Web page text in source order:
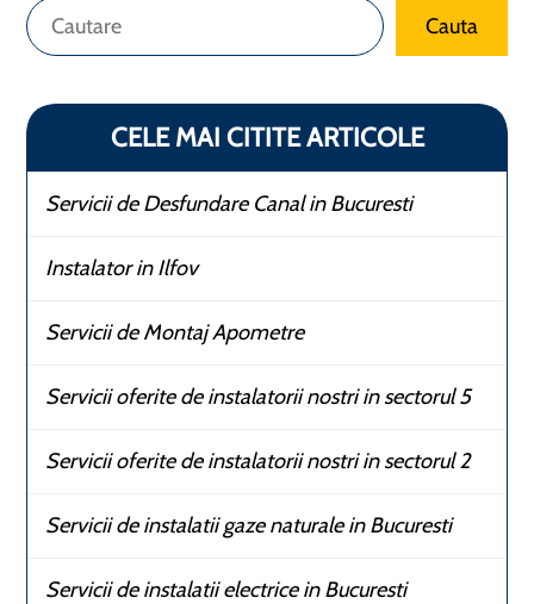
Caută Cauta
CELE MAI CITITE ARTICOLE
Servicii de Desfundare Canal in Bucuresti
Instalator in Ilfov
Servicii de Montaj Apometre
Servicii oferite de instalatorii nostri in sectorul 5
Servicii oferite de instalatorii nostri in sectorul 2
Servicii de instalatii gaze naturale in Bucuresti
Servicii de instalatii electrice in Bucuresti